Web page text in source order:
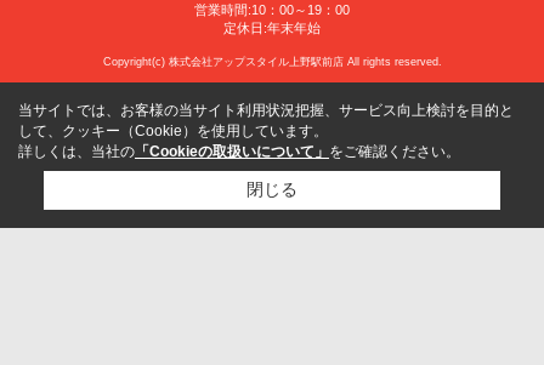
営業時間:10：00～19：00
定休日:年末年始
Copyright(c) 株式会社アップスタイル上野駅前店 All rights reserved.
当サイトでは、お客様の当サイト利用状況把握、サービス向上検討を目的と
して、クッキー（Cookie）を使用しています。
詳しくは、当社の 「Cookieの取扱いについて」 をご確認ください。
閉じる